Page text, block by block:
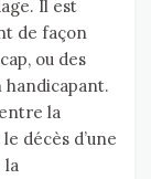
Il est
de façon
ou des
handicapant.
la
décès d’une
la